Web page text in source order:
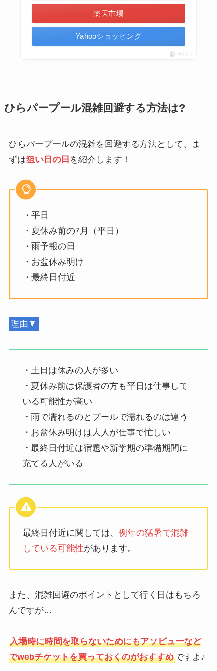
楽天市場
Yahooショッピング
ポチップ
ひらパープール混雑回避する方法は?
ひらパープールの混雑を回避する方法として、ま
ずは狙い目の日 を紹介します！
・平日
・夏休み前の7月（平日）
・雨予報の日
・お盆休み明け
・最終日付近
理由▼
・土日は休みの人が多い
・夏休み前は保護者の方も平日は仕事して
いる可能性が高い
・雨で濡れるのとプールで濡れるのは違う
・お盆休み明けは大人が仕事で忙しい
・最終日付近は宿題や新学期の準備期間に
充てる人がいる
最終日付近に関しては、 例年の猛暑で混雑
している可能性があります。
また、混雑回避のポイントとして行く日はもちろ
んですが…
入場時に時間を取らないためにもアソビューなど
でwebチケットを買っておくのがおすすめですよ♪